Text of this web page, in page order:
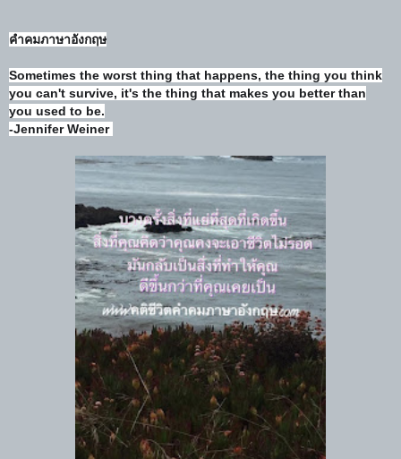
คำคมภาษาอังกฤษ
Sometimes the worst thing that happens, the thing you think
you can't survive, it's the thing that makes you better than
you used to be.
-Jennifer Weiner